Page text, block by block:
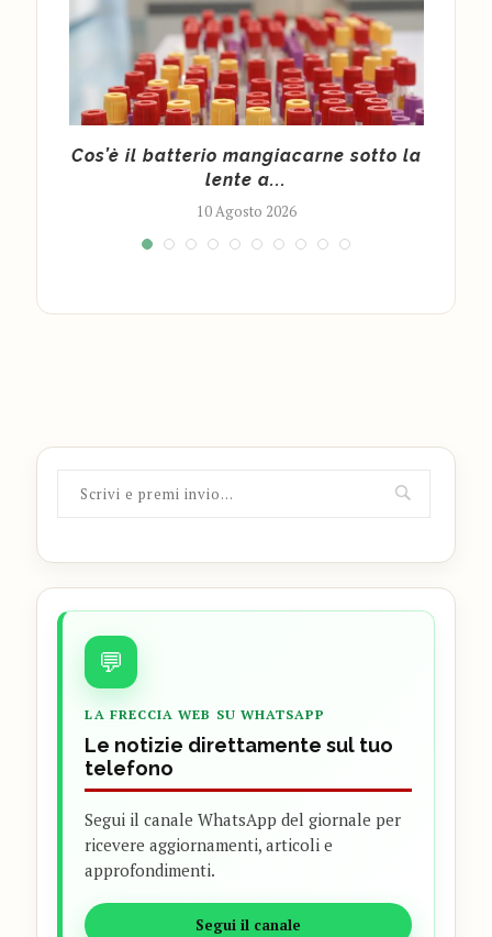
Cos’è il batterio mangiacarne sotto la
lente a...
10 Agosto 2026
💬
LA FRECCIA WEB SU WHATSAPP
Le notizie direttamente sul tuo
telefono
Segui il canale WhatsApp del giornale per
ricevere aggiornamenti, articoli e
approfondimenti.
Segui il canale